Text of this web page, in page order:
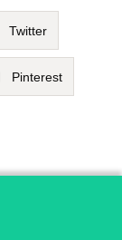
Twitter
Pinterest